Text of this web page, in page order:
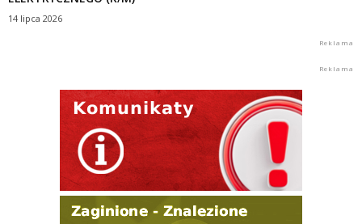
14 lipca 2026